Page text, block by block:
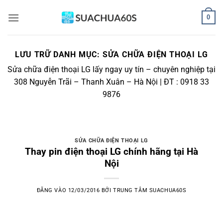
qua
0
LƯU TRỮ DANH MỤC: SỬA CHỮA ĐIỆN THOẠI LG
Sửa chữa điện thoại LG lấy ngay uy tín – chuyên nghiệp tại
308 Nguyễn Trãi – Thanh Xuân – Hà Nội | ĐT : 0918 33
9876
SỬA CHỮA ĐIỆN THOẠI LG
Thay pin điện thoại LG chính hãng tại Hà
Nội
ĐĂNG VÀO 12/03/2016 BỞITRUNG TÂM SUACHUA60S